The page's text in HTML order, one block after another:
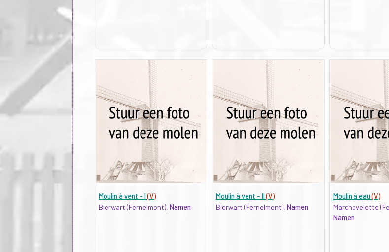
Moulin à vent - I(V)
Bierwart (Fernelmont), Namen
Moulin à vent - II(V)
Bierwart (Fernelmont), Namen
Moulin à eau(V)
Marchovelette
Namen